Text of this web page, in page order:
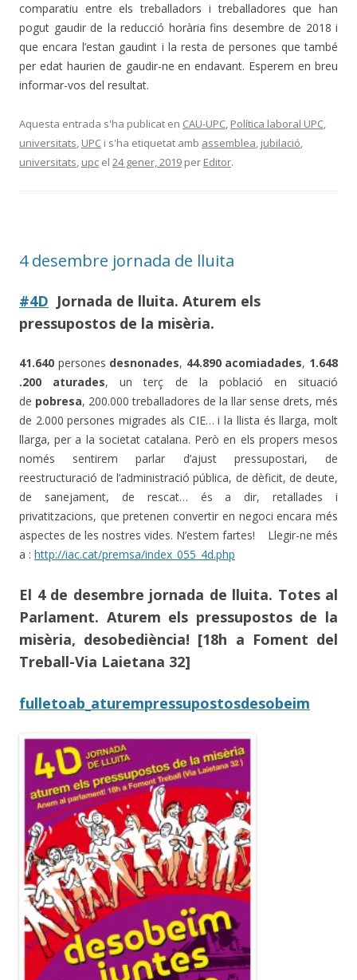
comparatiu entre els treballadors i treballadores que han
pogut gaudir de la reducció horària fins desembre de 2018 i
que encara l’estan gaudint i la resta de persones que també
per edat haurien de gaudir-ne en endavant. Esperem en breu
informar-vos del resultat.
Aquesta entrada s'ha publicat en CAU-UPC Política laboral UPC
universitats UPC i s'ha etiquetat amb assemblea jubilació
universitats upc el 24 gener, 2019 per Editor.
4 desembre jornada de lluita
#4D Jornada de lluita. Aturem els
pressupostos de la misèria.
41.640 persones desnonades, 44.890 acomiadades, 1.648
.200 aturades, un terç de la població en situació
de pobresa, 200.000 treballadores de la llar sense drets, més
de 2.000 persones migrades als CIE… i la llista és llarga, molt
llarga, per a la societat catalana. Però en els propers mesos
només sentirem parlar d’ajust pressupostari, de
reestructuració de l’administració pública, de dèficit, de deute,
de sanejament, de rescat… és a dir, retallades i
privatitzacions, que pretenen convertir en negoci encara més
aspectes de les nostres vides. N’estem fartes! Llegir-ne més
a : http://iac.cat/premsa/index_055_4d.php
El 4 de desembre jornada de lluita. Totes al
Parlament. Aturem els pressupostos de la
misèria, desobediència! [18h a Foment del
Treball-Via Laietana 32]
fulletoab_aturempressupostosdesobeim